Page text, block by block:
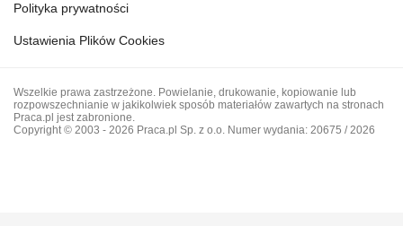
Polityka prywatności
Ustawienia Plików Cookies
Wszelkie prawa zastrzeżone. Powielanie, drukowanie, kopiowanie lub
rozpowszechnianie w jakikolwiek sposób materiałów zawartych na stronach
Praca.pl jest zabronione.
Copyright © 2003 - 2026 Praca.pl Sp. z o.o. Numer wydania: 20675 / 2026